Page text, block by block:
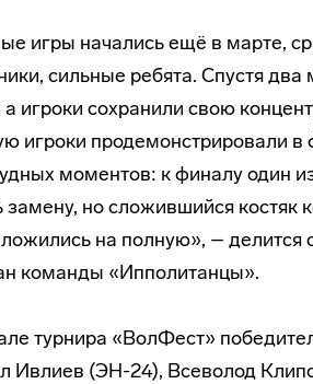
игры начались ещё в марте,
сильные ребята. Спустя
а игроки сохранили свою
игроки продемонстрировали
моментов: к финалу один
замену, но сложившийся
на полную», – делится
команды «Ипполитанцы».
турнира «ВолФест»
Ивлиев (ЭН-24), Всеволод